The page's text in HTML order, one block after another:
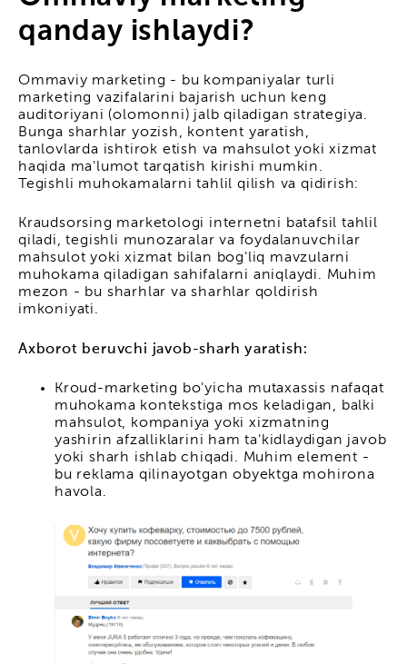
qanday ishlaydi?
Ommaviy marketing - bu kompaniyalar turli
marketing vazifalarini bajarish uchun keng
auditoriyani (olomonni) jalb qiladigan strategiya.
Bunga sharhlar yozish, kontent yaratish,
tanlovlarda ishtirok etish va mahsulot yoki xizmat
haqida ma'lumot tarqatish kirishi mumkin.
Tegishli muhokamalarni tahlil qilish va qidirish:
Kraudsorsing marketologi internetni batafsil tahlil
qiladi, tegishli munozaralar va foydalanuvchilar
mahsulot yoki xizmat bilan bog'liq mavzularni
muhokama qiladigan sahifalarni aniqlaydi. Muhim
mezon - bu sharhlar va sharhlar qoldirish
imkoniyati.
Axborot beruvchi javob-sharh yaratish:
Kroud-marketing bo'yicha mutaxassis nafaqat
muhokama kontekstiga mos keladigan, balki
mahsulot, kompaniya yoki xizmatning
yashirin afzalliklarini ham ta'kidlaydigan javob
yoki sharh ishlab chiqadi. Muhim element -
bu reklama qilinayotgan obyektga mohirona
havola.